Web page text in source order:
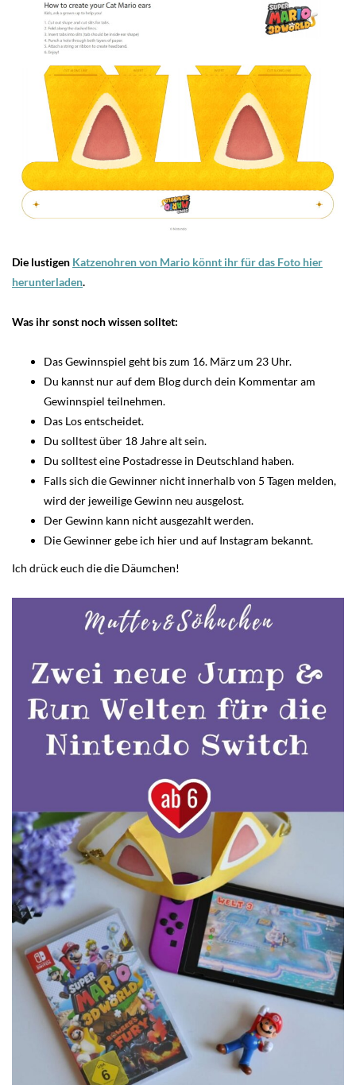
Die lustigen Katzenohren von Mario könnt ihr für das Foto hier
herunterladen.
Was ihr sonst noch wissen solltet:
Das Gewinnspiel geht bis zum 16. März um 23 Uhr.
Du kannst nur auf dem Blog durch dein Kommentar am
Gewinnspiel teilnehmen.
Das Los entscheidet.
Du solltest über 18 Jahre alt sein.
Du solltest eine Postadresse in Deutschland haben.
Falls sich die Gewinner nicht innerhalb von 5 Tagen melden,
wird der jeweilige Gewinn neu ausgelost.
Der Gewinn kann nicht ausgezahlt werden.
Die Gewinner gebe ich hier und auf Instagram bekannt.
Ich drück euch die die Däumchen!